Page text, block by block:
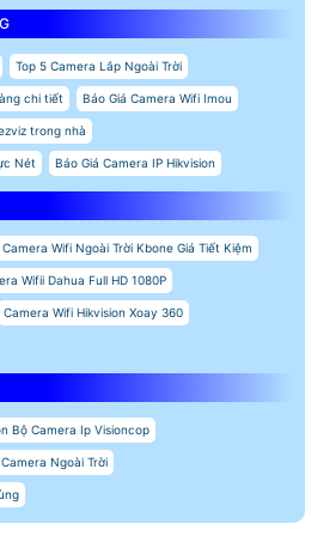
Top 5 Camera Lắp Ngoài Trời
chi tiết Báo Giá Camera Wifi Imou
trong nhà
Nét Báo Giá Camera IP Hikvision
Camera Wifi Ngoài Trời Kbone Giá Tiết Kiệm
Wifii Dahua Full HD 1080P
Camera Wifi Hikvision Xoay 360
Bộ Camera Ip Visioncop
Ngoài Trời